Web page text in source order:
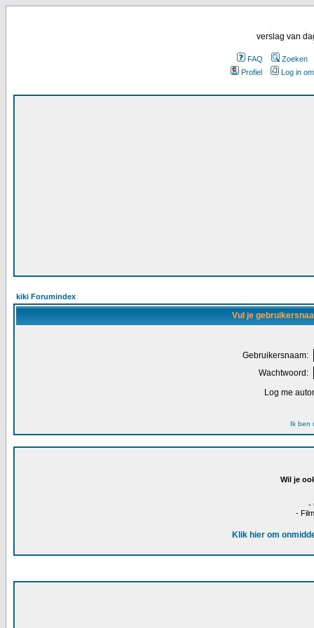
verslag van
FAQ
Zoeken
Profiel
Log in
kiki Forumindex
Vul je
Gebruikersnaam:
Wachtwoord:
Log me
Ik ben
Wil je
-
-
Klik hier om